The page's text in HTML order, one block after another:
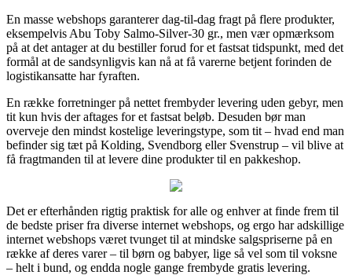
En masse webshops garanterer dag-til-dag fragt på flere produkter,
eksempelvis Abu Toby Salmo-Silver-30 gr., men vær opmærksom
på at det antager at du bestiller forud for et fastsat tidspunkt, med det
formål at de sandsynligvis kan nå at få varerne betjent forinden de
logistikansatte har fyraften.
En række forretninger på nettet frembyder levering uden gebyr, men
tit kun hvis der aftages for et fastsat beløb. Desuden bør man
overveje den mindst kostelige leveringstype, som tit – hvad end man
befinder sig tæt på Kolding, Svendborg eller Svenstrup – vil blive at
få fragtmanden til at levere dine produkter til en pakkeshop.
Det er efterhånden rigtig praktisk for alle og enhver at finde frem til
de bedste priser fra diverse internet webshops, og ergo har adskillige
internet webshops været tvunget til at mindske salgspriserne på en
række af deres varer – til børn og babyer, lige så vel som til voksne
– helt i bund, og endda nogle gange frembyde gratis levering.